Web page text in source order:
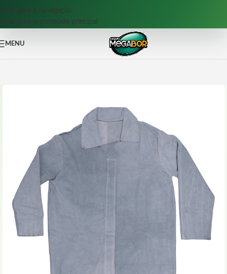
Pular para a navegação
Pular para o conteúdo principal
MENU